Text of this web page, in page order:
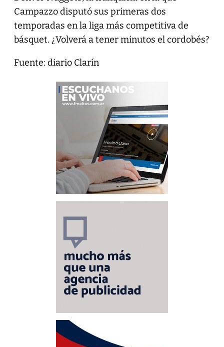
Campazzo disputó sus primeras dos
temporadas en la liga más competitiva de
básquet. ¿Volverá a tener minutos el cordobés?
Fuente: diario Clarín